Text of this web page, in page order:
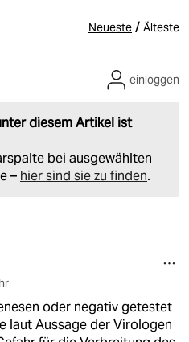
Neueste / Älteste
diesem Artikel ist
bei ausgewählten
– hier sind sie zu finden.
einloggen
oder negativ getestet
laut Aussage der Virologen